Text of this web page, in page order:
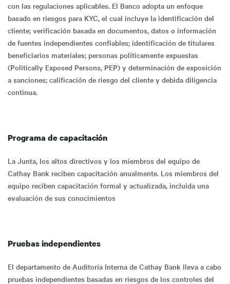
con las regulaciones aplicables. El Banco adopta un enfoque
basado en riesgos para KYC, el cual incluye la identificación del
cliente; verificación basada en documentos, datos o información
de fuentes independientes confiables; identificación de titulares
beneficiarios materiales; personas políticamente expuestas
(Politically Exposed Persons, PEP) y determinación de exposición
a sanciones; calificación de riesgo del cliente y debida diligencia
continua.
Programa de capacitación
La Junta, los altos directivos y los miembros del equipo de
Cathay Bank reciben capacitación anualmente. Los miembros del
equipo reciben capacitación formal y actualizada, incluida una
evaluación de sus conocimientos
Pruebas independientes
El departamento de Auditoría Interna de Cathay Bank lleva a cabo
pruebas independientes basadas en riesgos de los controles del